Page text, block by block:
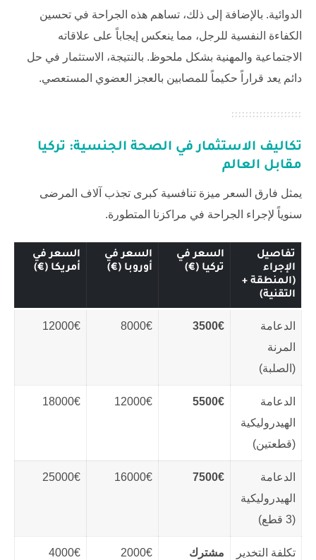
الدوائية. بالإضافة إلى ذلك، تساهم هذه الجراحة في تحسين
الكفاءة النفسية للرجل، مما ينعكس إيجاباً على علاقاته
الاجتماعية والمهنية بشكل ملحوظ. بالنتيجة، الاستثمار في حل
دائم يعد قراراً حكيماً للمصابين بالعجز العضوي المستعصي.
تكاليف الاستثمار في الصحة الجنسية: تركيا
مقابل العالم
يمثل فارق السعر ميزة تنافسية كبرى تجذب آلاف المرضى
سنوياً لإجراء الجراحة في مراكزنا المتطورة.
تفاصيل
الإجراء
(المنطقة +
التقنية)
السعر في
تركيا (€)
السعر في
أوروبا (€)
السعر في
أمريكا (€)
الدعامة
المرنة
(الصلبة)
3500€
8000€
12000€
الدعامة
الهيدروليكية
(قطعتين)
5500€
12000€
18000€
الدعامة
الهيدروليكية
(3 قطع)
7500€
16000€
25000€
تكلفة التخدير
مشترك 2000€
4000€